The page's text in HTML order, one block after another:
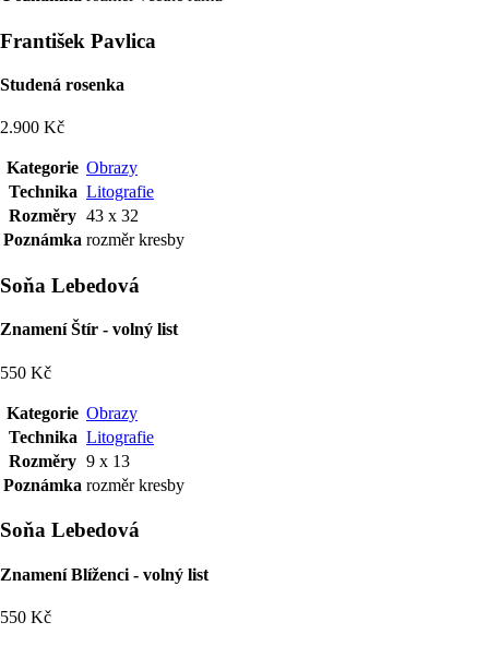
František Pavlica
Studená rosenka
2.900 Kč
Kategorie Obrazy
Technika Litografie
Rozměry 43 x 32
Poznámka rozměr kresby
Soňa Lebedová
Znamení Štír - volný list
550 Kč
Kategorie Obrazy
Technika Litografie
Rozměry 9 x 13
Poznámka rozměr kresby
Soňa Lebedová
Znamení Blíženci - volný list
550 Kč